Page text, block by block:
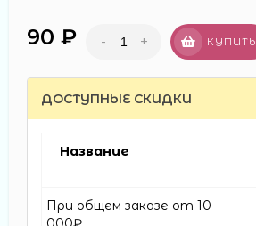
90 ₽ - + КУПИТЬ
ДОСТУПНЫЕ СКИДКИ
Название
При общем заказе от 10